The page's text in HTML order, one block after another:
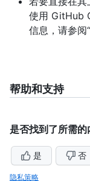
使用 GitHub
信息，请参阅“
帮助和支持
是否找到了所需的
是 否
隐私策略